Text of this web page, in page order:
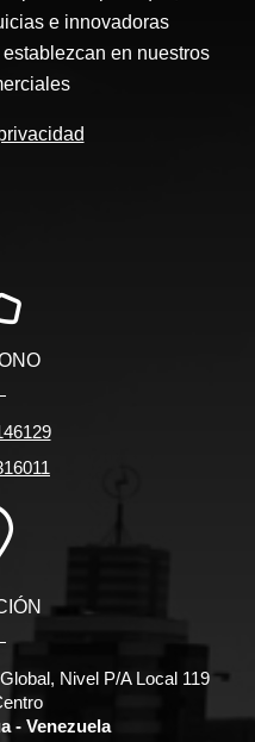
e innovadoras
en nuestros
Nivel P/A Local 119
- Venezuela